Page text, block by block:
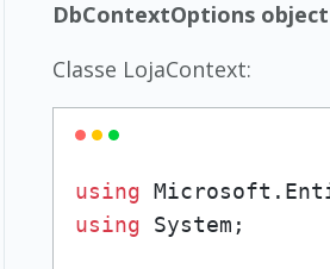
DbContextOptions
Classe LojaContext:
using
using System;